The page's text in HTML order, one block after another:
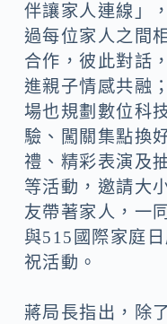
伴讓家人連線」
過每位家人之間
合作，彼此對話
進親子情感共融
場也規劃數位科
驗、闖關集點換
禮、精彩表演及
等活動，邀請大
友帶著家人，一
與515國際家庭
祝活動。
蔣局長指出，除